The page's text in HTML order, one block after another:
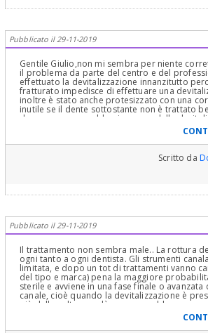
perché la Panoramica (che non è adatta)
che potrebbe essere , nello stesso punto,
un cono molto lungo spinto fuori apice!
Aggiungo che ha una alterazione della
ossei anche se sembrerebbero piccoli. Ha
Parodontale che è costituita da due visite
preparazione iniziale con Igiene
Curettage e Scaling e Root Planing per
misurazioni della sua profondità, le Rx
modelli di studio e che nella seconda visita
Aggressività, sulla sua attività e si emette una
pianifica una eventuale terapia che precede
suo dentista ed abbia più stima in Lui. Io ho
palese che invece questa Fiducia sia venuta
sarebbe rivolta ad opinioni estranee on line!
disdicevole ma io devo rispondere al
particolare per patologie così delicate ed
dovere cercare di spiegare il perché ed il
Cari saluti e stia tranquillo che non le
Pubblicato il 29-11-2019
Gentile Giulio,non mi sembra per niente
il problema da parte del centro e del
effettuato la devitalizzazione innanzitutto
fratturato impedisce di effettuare una
inoltre è stato anche protesizzato con una
inutile se il dente sottostante non è trattato
dovesse avere problemi a causa della
andrebbe rimossa ed ovviamente non più
deontologicamente corretto il
mi stupisce affatto essendo un centro in
dietro questi centri ci sono imprenditori che
fare con l'odontoiaria ed il cui unico fine è il
vedere da un buon endodontista .Spesso
Scritto da
Pubblicato il 29-11-2019
Il trattamento non sembra male.. La rottura
ogni tanto a ogni dentista. Gli strumenti
limitata, e dopo un tot di trattamenti vanno
del tipo e marca) pena la maggiore
sterile e avviene in una fase finale o
canale, cioè quando la devitalizzazione è
più delle volte non dà nessun problema,
suo caso. Sembra impossibile da rimuovere
profonda. Io mi tranquillizzerei, e vedrei nel